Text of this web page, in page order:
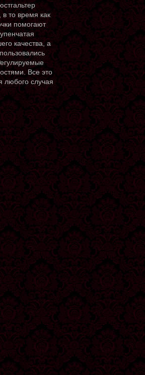
то время как
помогают
качества, а
Все это
любого случая